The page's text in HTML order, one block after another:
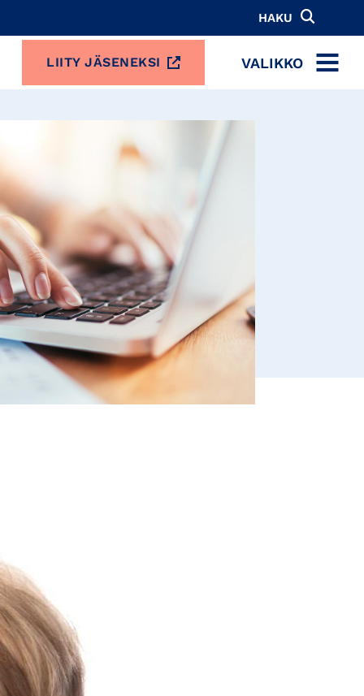
HAKU
LIITY JÄSENEKSI VALIKKO
MENU